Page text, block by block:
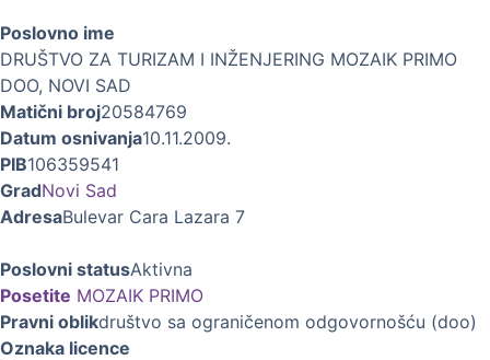
Poslovno ime
DRUŠTVO ZA TURIZAM I INŽENJERING MOZAIK PRIMO
DOO, NOVI SAD
Matični broj20584769
Datum osnivanja10.11.2009.
PIB106359541
GradNovi Sad
AdresaBulevar Cara Lazara 7
Poslovni statusAktivna
Posetite MOZAIK PRIMO
Pravni oblikdruštvo sa ograničenom odgovornošću (doo)
Oznaka licence